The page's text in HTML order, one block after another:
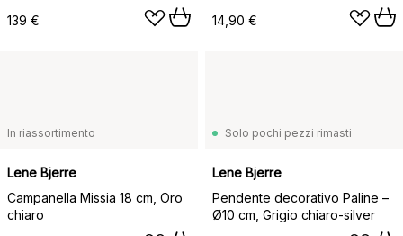
139 €
14,90 €
In riassortimento
Lene Bjerre
Campanella Missia 18 cm, Oro
chiaro
Solo pochi pezzi rimasti
Lene Bjerre
Pendente decorativo Paline –
Ø10 cm, Grigio chiaro-silver